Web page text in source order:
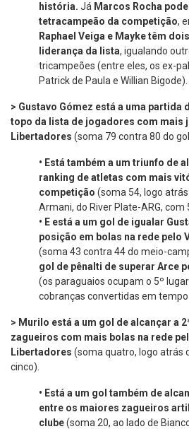
história. Já Marcos Rocha
tetracampeão da competição,
Raphael Veiga e Mayke têm
liderança da lista, igualando
tricampeões (entre eles, os ex-
Patrick de Paula e Willian Bigode).
> Gustavo Gómez está a uma partida
topo da lista de jogadores com mais
Libertadores (soma 79 contra 80 do
• Está também a um triunfo de
ranking de atletas com mais
competição (soma 54, logo
Armani, do River Plate-ARG, com
• E está a um gol de igualar
posição em bolas na rede pelo
(soma 43 contra 44 do meio-
gol de pênalti de superar Arce
(os paraguaios ocupam o 5º
cobranças convertidas em
> Murilo está a um gol de alcançar a
zagueiros com mais bolas na rede
Libertadores (soma quatro, logo atrás
cinco).
• Está a um gol também de
entre os maiores zagueiros
clube(soma 20, ao lado de